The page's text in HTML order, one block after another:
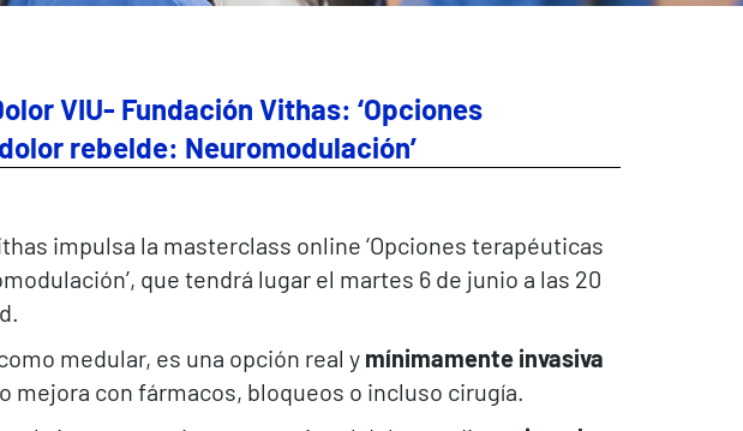
VIU- Fundación Vithas: ‘Opciones
rebelde: Neuromodulación’
impulsa la masterclass online ‘Opciones terapéuticas
que tendrá lugar el martes 6 de junio a las 20
medular, es una opción real y mínimamente invasiva
mejora con fármacos, bloqueos o incluso cirugía.